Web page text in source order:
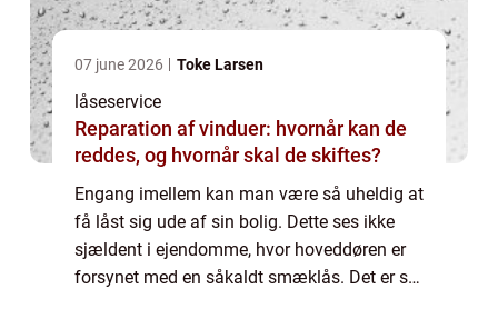
07 june 2026 Toke Larsen
låseservice
Reparation af vinduer: hvornår kan de
reddes, og hvornår skal de skiftes?
Engang imellem kan man være så uheldig at
få låst sig ude af sin bolig. Dette ses ikke
sjældent i ejendomme, hvor hoveddøren er
forsynet med en såkaldt smæklås. Det er så